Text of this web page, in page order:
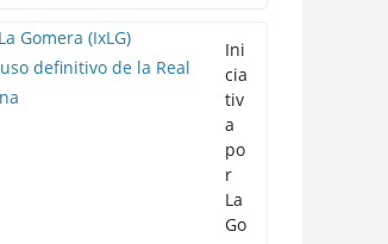
Ini
cia
tiv
a
po
r
La
Go